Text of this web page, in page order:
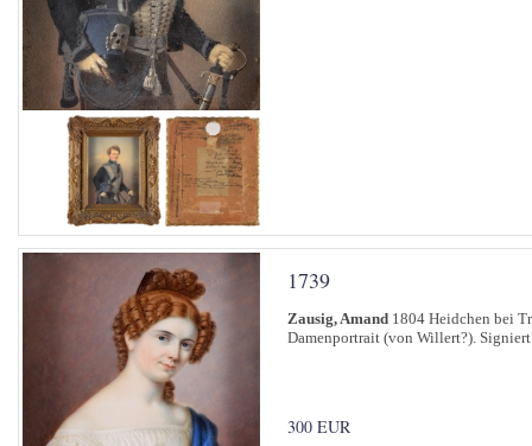
1739
Zausig, Amand 1804 Heidchen bei
Damenportrait (von Willert?).
300 EUR